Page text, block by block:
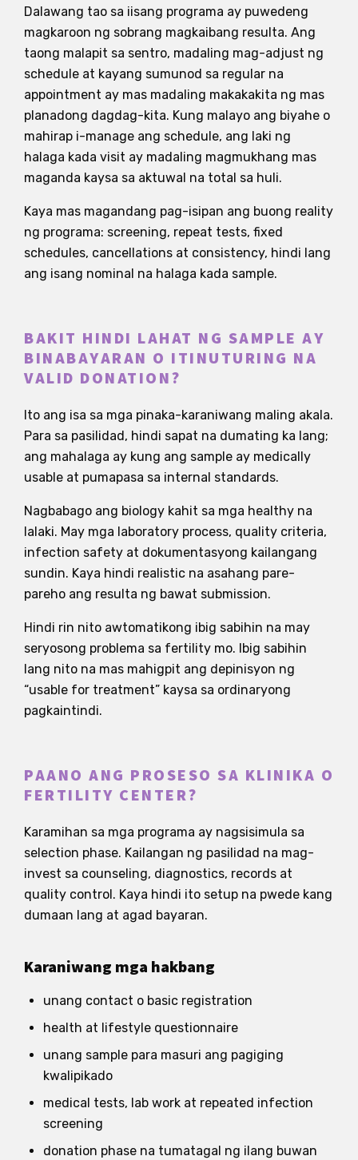
Dalawang tao sa iisang programa ay puwedeng
magkaroon ng sobrang magkaibang resulta. Ang
taong malapit sa sentro, madaling mag-adjust ng
schedule at kayang sumunod sa regular na
appointment ay mas madaling makakakita ng mas
planadong dagdag-kita. Kung malayo ang biyahe o
mahirap i-manage ang schedule, ang laki ng
halaga kada visit ay madaling magmukhang mas
maganda kaysa sa aktuwal na total sa huli.
Kaya mas magandang pag-isipan ang buong reality
ng programa: screening, repeat tests, fixed
schedules, cancellations at consistency, hindi lang
ang isang nominal na halaga kada sample.
BAKIT HINDI LAHAT NG SAMPLE AY
BINABAYARAN O ITINUTURING NA
VALID DONATION?
Ito ang isa sa mga pinaka-karaniwang maling akala.
Para sa pasilidad, hindi sapat na dumating ka lang;
ang mahalaga ay kung ang sample ay medically
usable at pumapasa sa internal standards.
Nagbabago ang biology kahit sa mga healthy na
lalaki. May mga laboratory process, quality criteria,
infection safety at dokumentasyong kailangang
sundin. Kaya hindi realistic na asahang pare-
pareho ang resulta ng bawat submission.
Hindi rin nito awtomatikong ibig sabihin na may
seryosong problema sa fertility mo. Ibig sabihin
lang nito na mas mahigpit ang depinisyon ng
“usable for treatment” kaysa sa ordinaryong
pagkaintindi.
PAANO ANG PROSESO SA KLINIKA O
FERTILITY CENTER?
Karamihan sa mga programa ay nagsisimula sa
selection phase. Kailangan ng pasilidad na mag-
invest sa counseling, diagnostics, records at
quality control. Kaya hindi ito setup na pwede kang
dumaan lang at agad bayaran.
Karaniwang mga hakbang
unang contact o basic registration
health at lifestyle questionnaire
unang sample para masuri ang pagiging
kwalipikado
medical tests, lab work at repeated infection
screening
donation phase na tumatagal ng ilang buwan